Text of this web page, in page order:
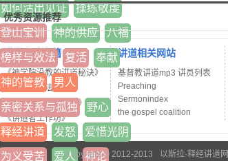
如何活出见证 操练敬虔
登山宝训 神的供应 八福
榜样与效法 复活 奉献
神的管教 男人
亲密关系与孤独 野心
释经讲道 发怒 爱惜光阴
为义受苦 爱人 神论
优秀资源推荐
讲道方法书籍
《神学院没教的讲道秘诀》
《释经讲道法七阶》
《当代基督教讲道学》
《讲道者工作坊》
讲道相关网站
基督教讲道mp3 讲员列表
Preaching
Sermonindex
the gospel coalition
Copyright © 2012-2013 以斯拉·释经讲道网